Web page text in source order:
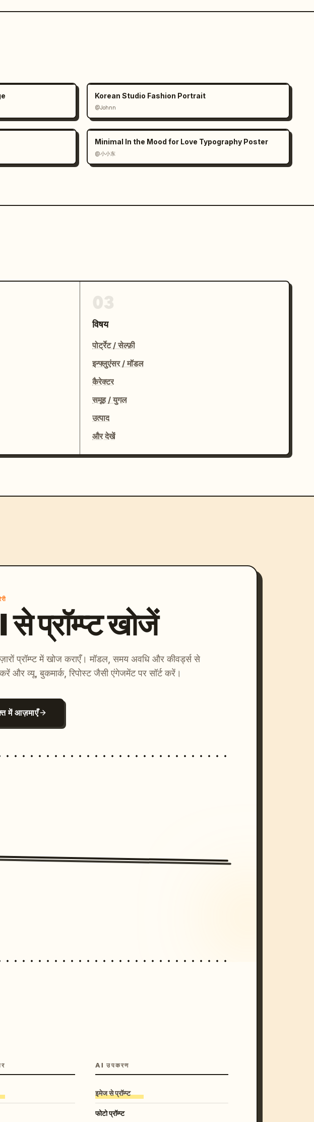
Korean Studio Fashion Portrait
@Johnn
Minimal In the Mood for Love Typography Poster
@小小东
विषय
पोर्ट्रेट / सेल्फ़ी
इन्फ्लुएंसर / मॉडल
कैरेक्टर
समूह / युगल
उत्पाद
और देखें
प्रॉम्प्ट खोजें
प्रॉम्प्ट में खोज कराएँ। मॉडल, समय अवधि और कीवर्ड्स से
और व्यू, बुकमार्क, रिपोस्ट जैसी एंगेजमेंट पर सॉर्ट करें।
में आज़माएँ
AI उपकरण
इमेज से प्रॉम्प्ट
फोटो प्रॉम्प्ट